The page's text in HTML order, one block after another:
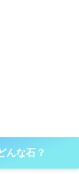
んな石？